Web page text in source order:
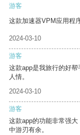
游客
这款加速器VPM应用程
2024-03-10
游客
这款app是我旅行的好
人情。
2024-03-10
游客
这款app的功能非常强
中游刃有余。